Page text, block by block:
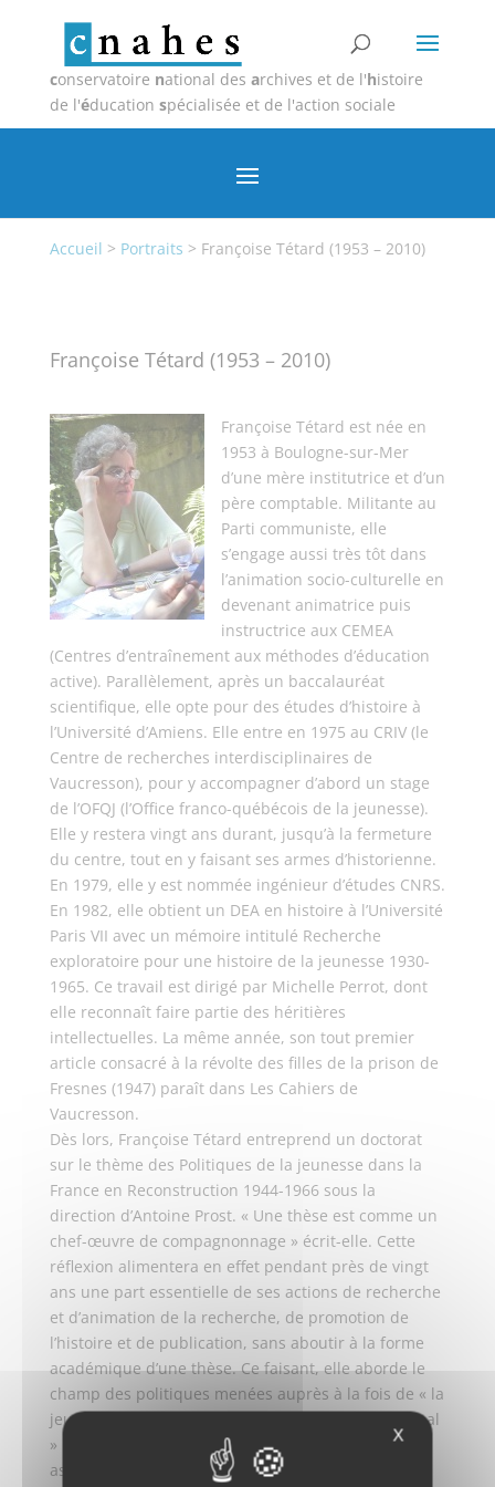
conservatoire national des archives et de l'histoire
de l'éducation spécialisée et de l'action sociale
Accueil > Portraits > Françoise Tétard (1953 – 2010)
Françoise Tétard (1953 – 2010)
Françoise Tétard est née en
1953 à Boulogne-sur-Mer
d’une mère institutrice et d’un
père comptable. Militante au
Parti communiste, elle
s’engage aussi très tôt dans
l’animation socio-culturelle en
devenant animatrice puis
instructrice aux CEMEA
(Centres d’entraînement aux méthodes d’éducation
active). Parallèlement, après un baccalauréat
scientifique, elle opte pour des études d’histoire à
l’Université d’Amiens. Elle entre en 1975 au CRIV (le
Centre de recherches interdisciplinaires de
Vaucresson), pour y accompagner d’abord un stage
de l’OFQJ (l’Office franco-québécois de la jeunesse).
Elle y restera vingt ans durant, jusqu’à la fermeture
du centre, tout en y faisant ses armes d’historienne.
En 1979, elle y est nommée ingénieur d’études CNRS.
En 1982, elle obtient un DEA en histoire à l’Université
Paris VII avec un mémoire intitulé Recherche
exploratoire pour une histoire de la jeunesse 1930-
1965. Ce travail est dirigé par Michelle Perrot, dont
elle reconnaît faire partie des héritières
intellectuelles. La même année, son tout premier
article consacré à la révolte des filles de la prison de
Fresnes (1947) paraît dans Les Cahiers de
Vaucresson.
Dès lors, Françoise Tétard entreprend un doctorat
sur le thème des Politiques de la jeunesse dans la
France en Reconstruction 1944-1966 sous la
direction d’Antoine Prost. « Une thèse est comme un
chef-œuvre de compagnonnage » écrit-elle. Cette
réflexion alimentera en effet pendant près de vingt
ans une part essentielle de ses actions de recherche
et d’animation de la recherche, de promotion de
l’histoire et de publication, sans aboutir à la forme
académique d’une thèse. Ce faisant, elle aborde le
champ des politiques menées auprès à la fois de « la
jeunesse qui va bien » et de « la jeunesse qui va mal
» mises en œuvre majoritairement par des
associations. En 1995, le CRIV ferme ses portes.
X